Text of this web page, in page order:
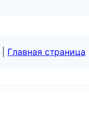
Главная страница